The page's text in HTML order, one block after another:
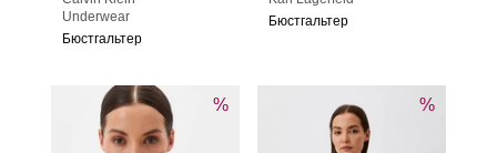
Underwear
Бюстгальтер
Бюстгальтер
% %